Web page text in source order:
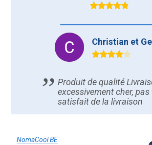
Christian et
Produit de qualité
excessivement cher, pas
satisfait de la livraison
NomaCool BE